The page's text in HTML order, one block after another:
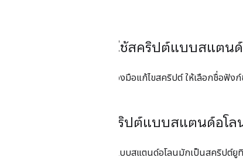
เรียกใช้สคริปต์แบบสแตน
จากเครื่องมือแก้ไขสคริปต์ ให้เลือกชื่อฟัง
ใช้สคริปต์แบบสแตนด์อโล
สคริปต์แบบสแตนด์อโลนมักเป็นสคริปต์ยู